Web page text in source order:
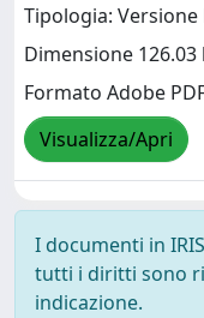
Tipologia:
Dimensione 126.03
Formato Adobe
Visualizza/Apri
I documenti in
tutti i diritti sono
indicazione.